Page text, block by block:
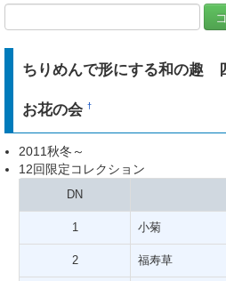
ちりめんで形にする和の趣
お花の会†
2011秋冬～
12回限定コレクション
DN
1 小菊
2 福寿草